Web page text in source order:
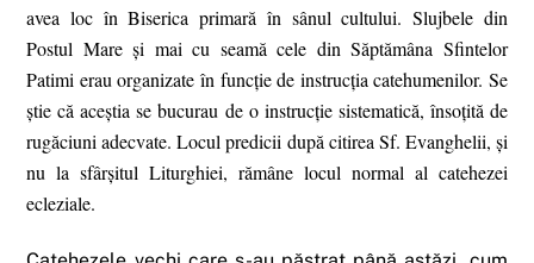
avea loc în Biserica primară în sânul cultului. Slujbele din
Postul Mare şi mai cu seamă cele din Săptămâna Sfintelor
Patimi erau organizate în funcţie de instrucţia catehumenilor. Se
ştie că aceştia se bucurau de o instrucţie sistematică, însoţită de
rugăciuni adecvate. Locul predicii după citirea Sf. Evanghelii, şi
nu la sfârşitul Liturghiei, rămâne locul normal al catehezei
ecleziale.